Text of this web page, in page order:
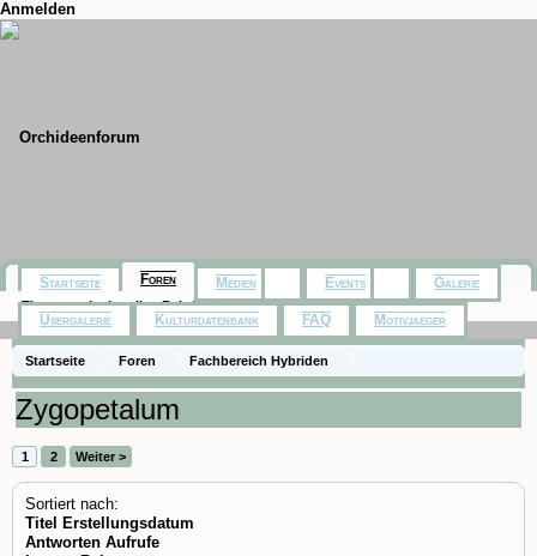
Anmelden
Startseite Foren Fachbereich Hybriden
Zygopetalum
1 2 Weiter >
Sortiert nach:
Titel
Erstellungsdatum
Antworten Aufrufe
Startseite Foren
Themen mit aktuellen Beiträgen
Medien Events Galerie
Usergalerie Kulturdatenbank FAQ Motivjaeger